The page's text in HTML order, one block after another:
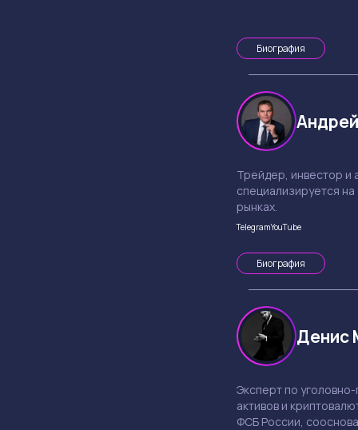
Биография
Трейдер, инвестор и
специализируется
рынках.
TelegramYouTube
Биография
Денис
Эксперт по
активов и
ФСБ России,